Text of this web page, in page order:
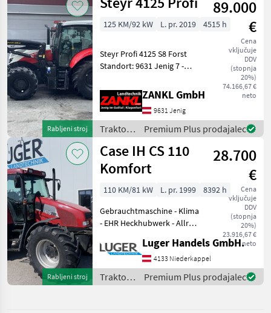
Ferguson
Rabljeni stroj
89.000
€
Cena
vključuje
DDV
(stopnja
20%)
74.166,67 €
neto
125 KM/92 kW L. pr. 2019 4515 h
Steyr Profi 4125 S8 Forst
Standort: 9631 Jenig 7 -
Betriebsstunden -
Forstverbau -
Forstausrüstung -
elektrische
Hecksteuergeräte
ZANKL GmbH
9631 Jenig
Traktor /
Steyr
Premium Plus prodajalec
Rabljeni stroj
Case IH CS 110
Komfort
28.700
€
Cena
vključuje
DDV
(stopnja
20%)
23.916,67 €
neto
110 KM/81 kW L. pr. 1999
8392 h
Gebrauchtmaschine - Klima
- EHR Heckhubwerk - Allrad
Druckluftbremse pogon:
štirikolesni pogon, Prestave
pod obremenitvijo,
platforma: kabina, š
Luger Handels GmbH.
4133 Niederkappel
Traktor /
Case IH
Premium Plus prodajalec